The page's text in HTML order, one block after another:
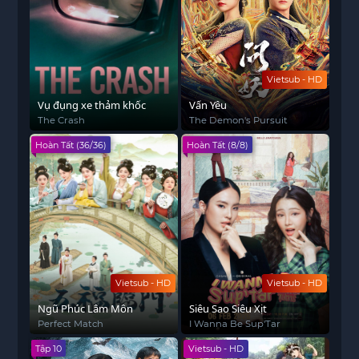
Vụ đụng xe thảm khốc
The Crash
Vietsub - HD
Vấn Yêu
The Demon's Pursuit
Vietsub - HD
Hoàn Tất (36/36)
Ngũ Phúc Lâm Môn
Perfect Match
Vietsub - HD
Hoàn Tất (8/8)
Siêu Sao Siêu Xịt
I Wanna Be Sup'Tar
Tập 10 Vietsub - HD